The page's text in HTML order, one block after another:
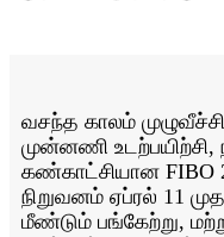
வசந்த காலம்
முன்னணி உடற்பயிற்சி,
கண்காட்சியான FIBO
நிறுவனம் ஏப்ரல் 11
மீண்டும் பங்கேற்று,